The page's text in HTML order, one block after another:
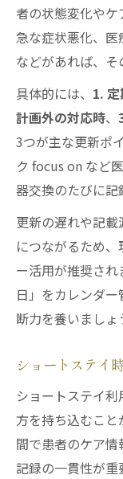
者の状態変化やケ
急な症状悪化、
などがあれば、そ
具体的には、 1.
計画外の対応時、
3つが主な更新ポ
ク focus on など
器交換のたびに記
更新の遅れや記
につながるため
ー活用が推奨さ
日」をカレンダ
断力を養いましょ
ショートステイ
ショートステイ
方を持ち込むこ
間で患者のケア
記録の一貫性が重